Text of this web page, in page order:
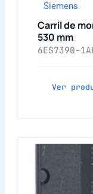
Siemens
Carril de
530 mm
6ES7390-
Ver